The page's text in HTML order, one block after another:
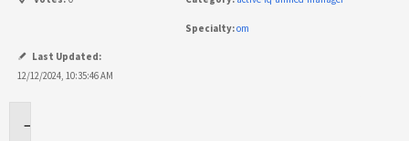
Specialty:om
Last Updated:
12/12/2024, 10:35:46 AM